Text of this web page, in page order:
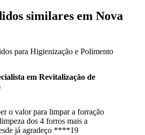
similares em Nova
para Higienização e Polimento
em Revitalização de
o valor para limpar a forração
dos 4 forros mais a
já agradeço ****19